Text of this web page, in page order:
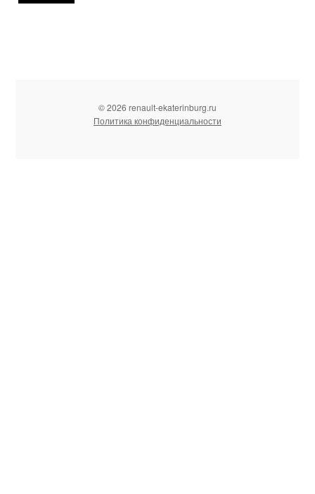
© 2026 renault-ekaterinburg.ru
Политика конфиденциальности